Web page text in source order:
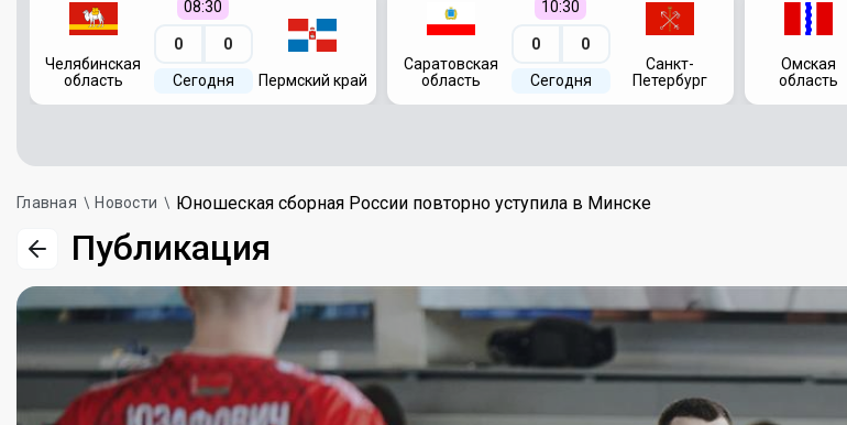
Челябинская
область
08:30
0 0
Сегодня Пермский край
Саратовская
область
10:30
0 0
Сегодня
Санкт-
Петербург
Омская
область
Главная Новости Юношеская сборная России повторно уступила в Минске
Публикация